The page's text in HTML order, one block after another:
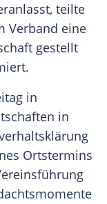
teilte
Verband eine
gestellt
in
in
Ortstermins